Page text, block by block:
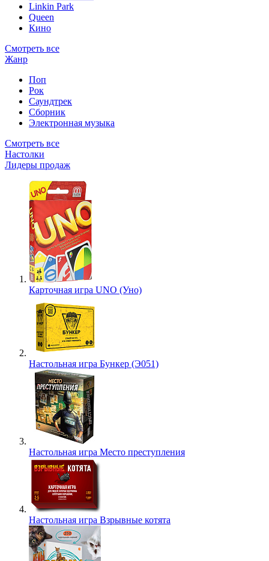
Linkin Park
Queen
Кино
Смотреть все
Жанр
Поп
Рок
Саундтрек
Сборник
Электронная музыка
Смотреть все
Настолки
Лидеры продаж
Карточная игра UNO (Уно)
Настольная игра Бункер (Э051)
Настольная игра Место преступления
Настольная игра Взрывные котята